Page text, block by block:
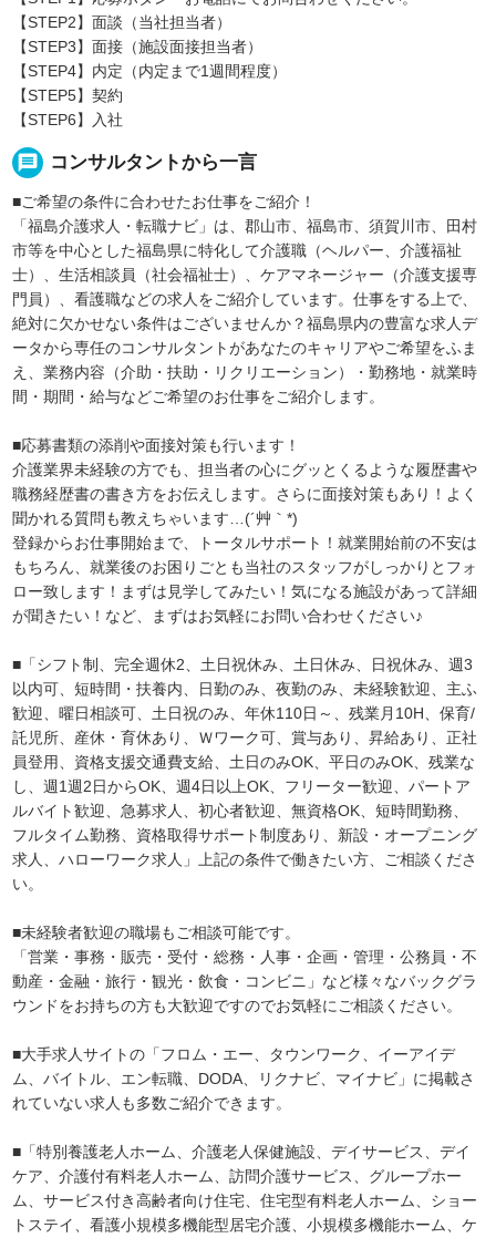
【STEP2】面談（当社担当者）
【STEP3】面接（施設面接担当者）
【STEP4】内定（内定まで1週間程度）
【STEP5】契約
【STEP6】入社
message コンサルタントから一言
■ご希望の条件に合わせたお仕事をご紹介！
「福島介護求人・転職ナビ」は、郡山市、福島市、須賀川市、田村
市等を中心とした福島県に特化して介護職（ヘルパー、介護福祉
士）、生活相談員（社会福祉士）、ケアマネージャー（介護支援専
門員）、看護職などの求人をご紹介しています。仕事をする上で、
絶対に欠かせない条件はございませんか？福島県内の豊富な求人デ
ータから専任のコンサルタントがあなたのキャリアやご希望をふま
え、業務内容（介助・扶助・リクリエーション）・勤務地・就業時
間・期間・給与などご希望のお仕事をご紹介します。
■応募書類の添削や面接対策も行います！
介護業界未経験の方でも、担当者の心にグッとくるような履歴書や
職務経歴書の書き方をお伝えします。さらに面接対策もあり！よく
聞かれる質問も教えちゃいます…(´艸｀*)
登録からお仕事開始まで、トータルサポート！就業開始前の不安は
もちろん、就業後のお困りごとも当社のスタッフがしっかりとフォ
ロー致します！まずは見学してみたい！気になる施設があって詳細
が聞きたい！など、まずはお気軽にお問い合わせください♪
■「シフト制、完全週休2、土日祝休み、土日休み、日祝休み、週3
以内可、短時間・扶養内、日勤のみ、夜勤のみ、未経験歓迎、主ふ
歓迎、曜日相談可、土日祝のみ、年休110日～、残業月10H、保育/
託児所、産休・育休あり、Ｗワーク可、賞与あり、昇給あり、正社
員登用、資格支援交通費支給、土日のみOK、平日のみOK、残業な
し、週1週2日からOK、週4日以上OK、フリーター歓迎、パートア
ルバイト歓迎、急募求人、初心者歓迎、無資格OK、短時間勤務、
フルタイム勤務、資格取得サポート制度あり、新設・オープニング
求人、ハローワーク求人」上記の条件で働きたい方、ご相談くださ
い。
■未経験者歓迎の職場もご相談可能です。
「営業・事務・販売・受付・総務・人事・企画・管理・公務員・不
動産・金融・旅行・観光・飲食・コンビニ」など様々なバックグラ
ウンドをお持ちの方も大歓迎ですのでお気軽にご相談ください。
■大手求人サイトの「フロム・エー、タウンワーク、イーアイデ
ム、バイトル、エン転職、DODA、リクナビ、マイナビ」に掲載さ
れていない求人も多数ご紹介できます。
■「特別養護老人ホーム、介護老人保健施設、デイサービス、デイ
ケア、介護付有料老人ホーム、訪問介護サービス、グループホー
ム、サービス付き高齢者向け住宅、住宅型有料老人ホーム、ショー
トステイ、看護小規模多機能型居宅介護、小規模多機能ホーム、ケ